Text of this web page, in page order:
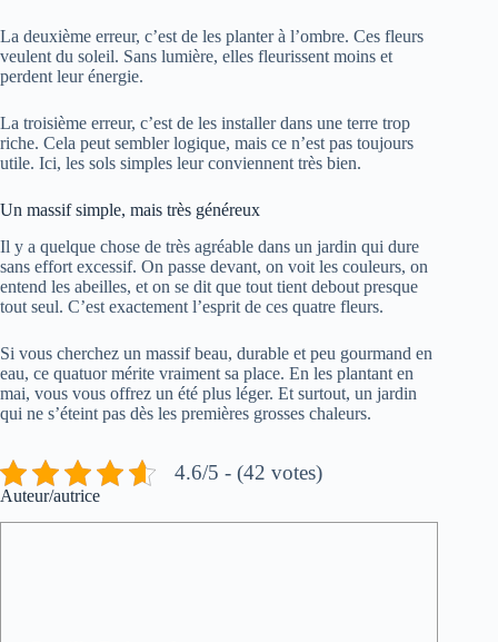
La deuxième erreur, c’est de les planter à l’ombre. Ces fleurs
veulent du soleil. Sans lumière, elles fleurissent moins et
perdent leur énergie.
La troisième erreur, c’est de les installer dans une terre trop
riche. Cela peut sembler logique, mais ce n’est pas toujours
utile. Ici, les sols simples leur conviennent très bien.
Un massif simple, mais très généreux
Il y a quelque chose de très agréable dans un jardin qui dure
sans effort excessif. On passe devant, on voit les couleurs, on
entend les abeilles, et on se dit que tout tient debout presque
tout seul. C’est exactement l’esprit de ces quatre fleurs.
Si vous cherchez un massif beau, durable et peu gourmand en
eau, ce quatuor mérite vraiment sa place. En les plantant en
mai, vous vous offrez un été plus léger. Et surtout, un jardin
qui ne s’éteint pas dès les premières grosses chaleurs.
4.6/5 - (42 votes)
Auteur/autrice